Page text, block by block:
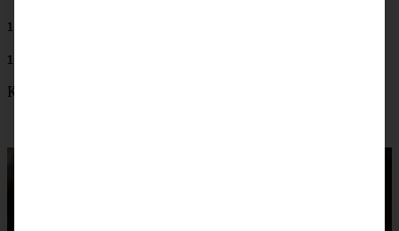
1 Prise Salz
100 g feiner Zucker
Kakaopulver